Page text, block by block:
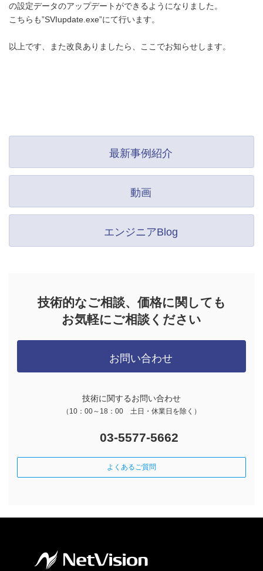
の設定データのアップデートができるようになりました。
こちらも”SVIupdate.exe”にて行います。
以上です、また改良ありましたら、ここでお知らせします。
最新事例紹介
動画
エンジニアBlog
技術的なご相談、価格に関しても
お気軽にご相談ください
お問い合わせ
技術に関するお問い合わせ
（10：00～18：00 土日・休業日を除く）
03-5577-5662
よくあるご質問